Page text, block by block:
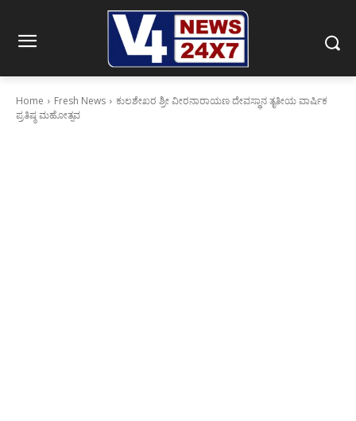
Home Fresh News
ಕುಲಶೇಖರ ಶ್ರೀ ವೀರನಾರಾಯಣ ದೇವಸ್ಥಾನ ತೃತೀಯ ವಾರ್ಷಿಕ
ಪ್ರತಿಷ್ಠ ಮಹೋತ್ಸವ